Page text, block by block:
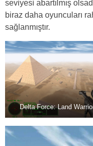
seviyesi abartılmış
biraz daha oyuncuları
sağlanmıştır.
Delta Force: Land